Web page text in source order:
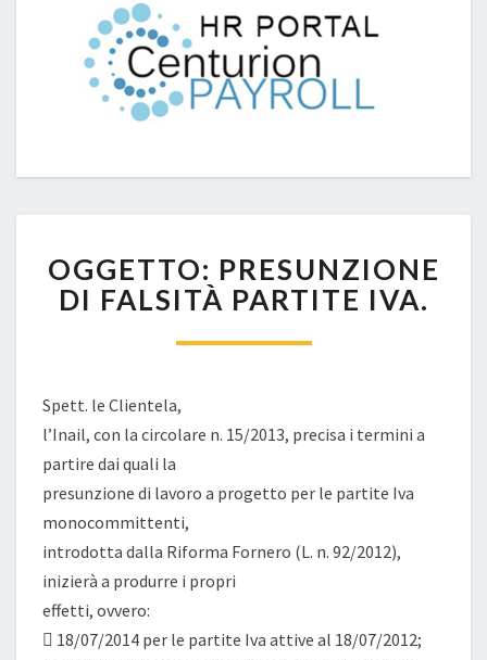
PRESUNZIONE
DI
FALSITÀ
PARTITE
OGGETTO: PRESUNZIONE
DI FALSITÀ PARTITE IVA.
Spett. le Clientela,
l’Inail, con la circolare n. 15/2013, precisa i termini a
partire dai quali la
presunzione di lavoro a progetto per le partite Iva
monocommittenti,
introdotta dalla Riforma Fornero (L. n. 92/2012),
inizierà a produrre i propri
effetti, ovvero:
 18/07/2014 per le partite Iva attive al 18/07/2012;